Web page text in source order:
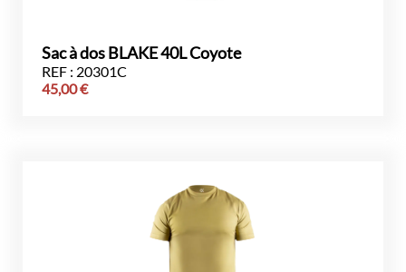
Sac à dos BLAKE 40L Coyote
REF : 20301C
45,00€